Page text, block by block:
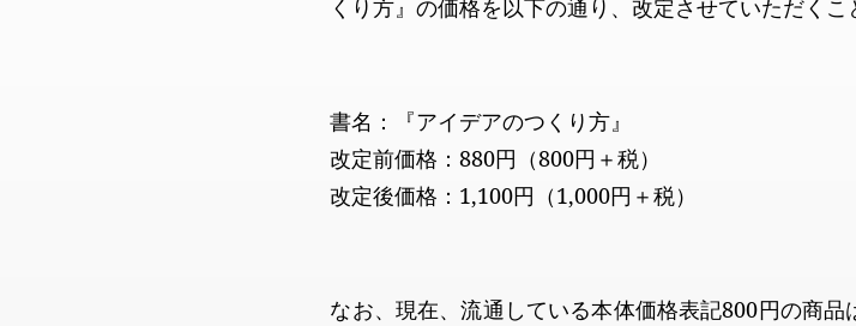
くり方』の価格を以下の通り、改定させていただくこ
書名：『アイデアのつくり方』
改定前価格：880円（800円＋税）
改定後価格：1,100円（1,000円＋税）
なお、現在、流通している本体価格表記800円の商